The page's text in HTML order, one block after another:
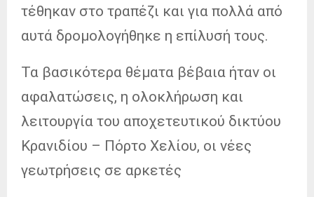
τέθηκαν στο τραπέζι και για πολλά από
αυτά δρομολογήθηκε η επίλυσή τους.
Τα βασικότερα θέματα βέβαια ήταν οι
αφαλατώσεις, η ολοκλήρωση και
λειτουργία του αποχετευτικού δικτύου
Κρανιδίου – Πόρτο Χελίου, οι νέες
γεωτρήσεις σε αρκετές